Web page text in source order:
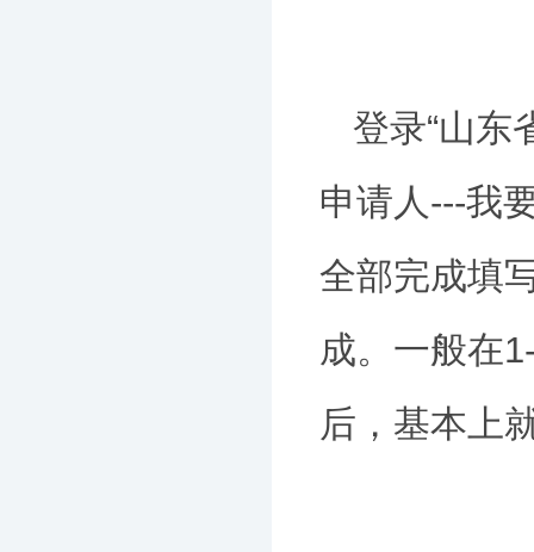
登录“山东
申请人---我
全部完成填
成。一般在
后，基本上